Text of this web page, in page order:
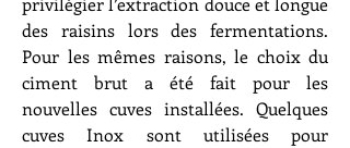
des raisins lors des fermentations.
Pour les mêmes raisons, le choix du
ciment brut a été fait pour les
nouvelles cuves installées. Quelques
cuves Inox sont utilisées pour